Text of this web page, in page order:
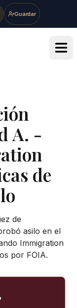
Guardar
A. -
de
de
asilo en el
Immigration
por FOIA.